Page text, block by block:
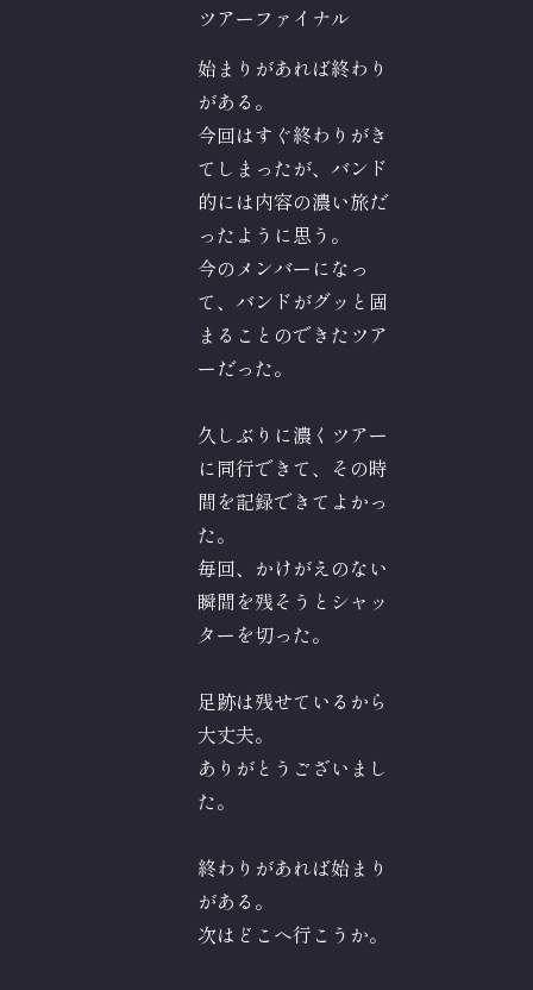
ツアーファイナル
始まりがあれば終わり
がある。
今回はすぐ終わりがき
てしまったが、バンド
的には内容の濃い旅だ
ったように思う。
今のメンバーになっ
て、バンドがグッと固
まることのできたツア
ーだった。
久しぶりに濃くツアー
に同行できて、その時
間を記録できてよかっ
た。
毎回、かけがえのない
瞬間を残そうとシャッ
ターを切った。
足跡は残せているから
大丈夫。
ありがとうございまし
た。
終わりがあれば始まり
がある。
次はどこへ行こうか。